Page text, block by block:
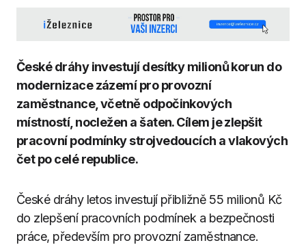
České dráhy investují desítky milionů korun do
modernizace zázemí pro provozní
zaměstnance, včetně odpočinkových
místností, nocležen a šaten. Cílem je zlepšit
pracovní podmínky strojvedoucích a vlakových
čet po celé republice.
České dráhy letos investují přibližně 55 milionů Kč
do zlepšení pracovních podmínek a bezpečnosti
práce, především pro provozní zaměstnance.